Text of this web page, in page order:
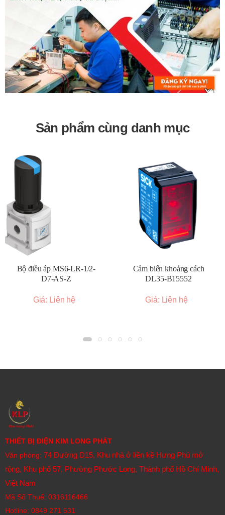
Sản phẩm cùng danh mục
Bộ điều áp MS6-LR-1/2-
D7-AS-Z
Giá: Liên hệ
Cảm biến khoảng cách
DL35-B15552
Giá: Liên hệ
THIẾT BỊ ĐIỆN KIM LONG PHÁT
Văn phòng: 74 Đường D15, Khu nhà ở liền kề Hưng Phú mở
rộng, Khu phố 57, Phường Phước Long, Thành phố Hồ Chí Minh,
Việt Nam
Mã Số Thuế: 0316116466
Hotline: 0849 271 531